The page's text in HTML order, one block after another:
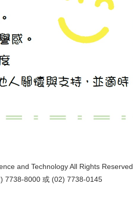
and Technology All Rights Reserved
7738-8000 或 (02) 7738-0145